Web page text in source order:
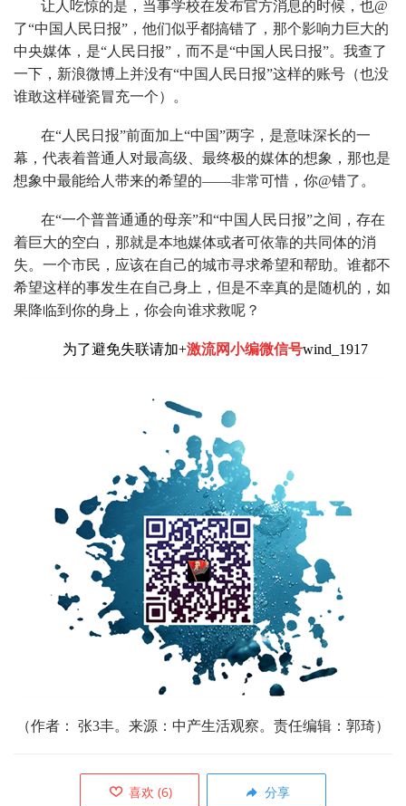
让人吃惊的是，当事学校在发布官方消息的时候，也@
了“中国人民日报”，他们似乎都搞错了，那个影响力巨大的
中央媒体，是“人民日报”，而不是“中国人民日报”。我查了
一下，新浪微博上并没有“中国人民日报”这样的账号（也没
谁敢这样碰瓷冒充一个）。
在“人民日报”前面加上“中国”两字，是意味深长的一
幕，代表着普通人对最高级、最终极的媒体的想象，那也是
想象中最能给人带来的希望的——非常可惜，你@错了。
在“一个普普通通的母亲”和“中国人民日报”之间，存在
着巨大的空白，那就是本地媒体或者可依靠的共同体的消
失。一个市民，应该在自己的城市寻求希望和帮助。谁都不
希望这样的事发生在自己身上，但是不幸真的是随机的，如
果降临到你的身上，你会向谁求救呢？
为了避免失联请加+激流网小编微信号wind_1917
（作者： 张3丰。来源：中产生活观察。责任编辑：郭琦）
喜欢 (6) 分享